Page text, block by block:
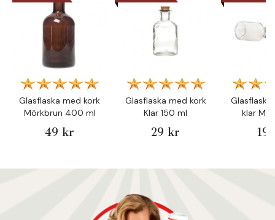
Glasflaska med kork
Mörkbrun 400 ml
49 kr
Glasflaska med kork
Klar 150 ml
29 kr
klar
19